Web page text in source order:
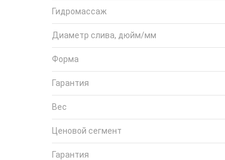
Гидромассаж
Диаметр слива, дюйм/мм
Форма
Гарантия
Вес
Ценовой сегмент
Гарантия